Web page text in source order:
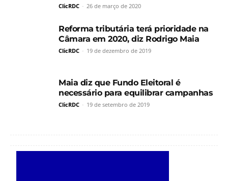
ClicRDC - 26 de março de 2020
Reforma tributária terá prioridade na
Câmara em 2020, diz Rodrigo Maia
ClicRDC - 19 de dezembro de 2019
Maia diz que Fundo Eleitoral é
necessário para equilibrar campanhas
ClicRDC - 19 de setembro de 2019